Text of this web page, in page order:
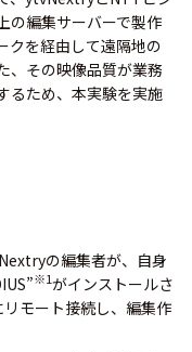
の編集サーバーで製作
クを経由して遠隔地の
、その映像品質が業務
るため、本実験を実施
の編集者が、自身
※1がインストールさ
モート接続し、編集作